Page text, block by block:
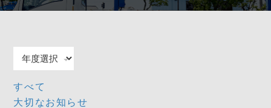
すべて
大切なお知らせ